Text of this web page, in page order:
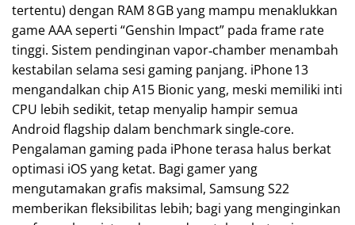
tertentu) dengan RAM 8 GB yang mampu menaklukkan
game AAA seperti “Genshin Impact” pada frame rate
tinggi. Sistem pendinginan vapor‑chamber menambah
kestabilan selama sesi gaming panjang. iPhone 13
mengandalkan chip A15 Bionic yang, meski memiliki inti
CPU lebih sedikit, tetap menyalip hampir semua
Android flagship dalam benchmark single‑core.
Pengalaman gaming pada iPhone terasa halus berkat
optimasi iOS yang ketat. Bagi gamer yang
mengutamakan grafis maksimal, Samsung S22
memberikan fleksibilitas lebih; bagi yang menginginkan